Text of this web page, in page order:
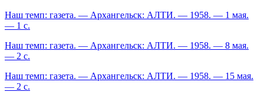
Наш темп: газета. — Архангельск: АЛТИ. — 1958. — 1 мая.
— 1 с.
Наш темп: газета. — Архангельск: АЛТИ. — 1958. — 8 мая.
— 2 с.
Наш темп: газета. — Архангельск: АЛТИ. — 1958. — 15 мая.
— 2 с.